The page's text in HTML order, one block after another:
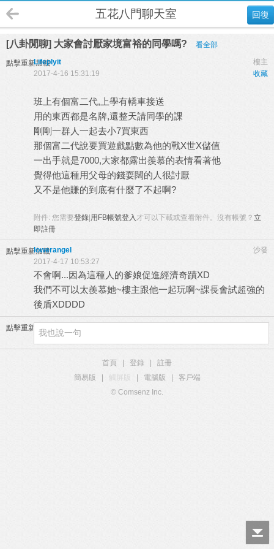
回復
五花八門聊天室
[八卦閒聊] 大家會討厭家境富裕的同學嗎? 看全部
點擊重新加載 樓主
Lifeplyit
收藏
2017-4-16 15:31:19
班上有個富二代,上學有轎車接送
用的東西都是名牌,還整天請同學的課
剛剛一群人一起去小7買東西
那個富二代說要買遊戲點數為他的戰X世X儲值
一出手就是7000,大家都露出羨慕的表情看著他
覺得他這種用父母的錢耍闊的人很討厭
又不是他賺的到底有什麼了不起啊?
附件: 您需要登錄 用FB帳號登入才可以下載或查看附件。沒有帳號？ 立
即註冊
點擊重新加載 沙發
lowerangel
2017-4-17 10:53:27
不會啊...因為這種人的爹娘促進經濟奇蹟XD
我們不可以太羨慕她~樓主跟他一起玩啊~課長會試超強的
後盾XDDDD
點擊重新加載
首頁 登錄
註冊
簡易版
觸屏版 電腦版
客戶端
© Comsenz Inc.